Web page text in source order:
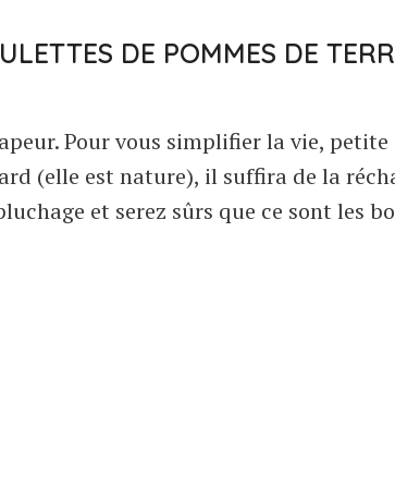
DE POMMES DE
Pour vous simplifier la vie, petite
(elle est nature), il suffira de la
et serez sûrs que ce sont les